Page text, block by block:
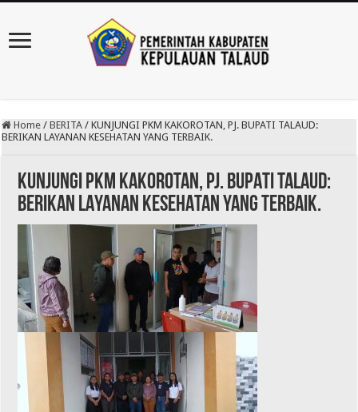
Home / BERITA / KUNJUNGI PKM KAKOROTAN, PJ. BUPATI TALAUD:
BERIKAN LAYANAN KESEHATAN YANG TERBAIK.
KUNJUNGI PKM KAKOROTAN, PJ. BUPATI TALAUD:
BERIKAN LAYANAN KESEHATAN YANG TERBAIK.